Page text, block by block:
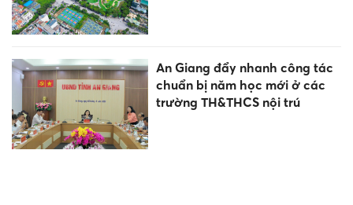
An Giang đẩy nhanh công tác
chuẩn bị năm học mới ở các
trường TH&THCS nội trú